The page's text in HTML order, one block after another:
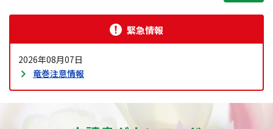
緊急情報
2026年08月07日
竜巻注意情報